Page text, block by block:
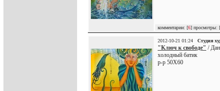
комментарии: [6] просмотры: [
2012-10-21 01:24 Студия
"Ключ к свободе" /
холодный батик
р-р 50Х60